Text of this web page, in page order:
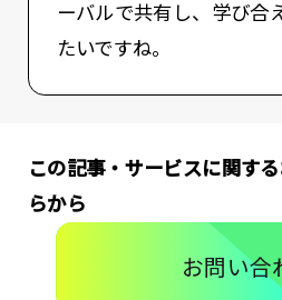
ーバルで共有し、学び合
たいですね。
この記事・サービスに関す
らから
お問い合